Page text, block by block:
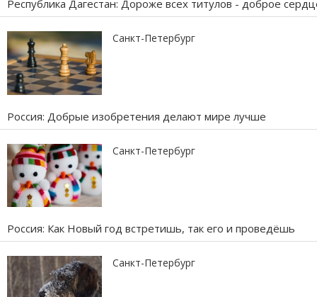
Республика Дагестан: Дороже всех титулов - доброе
Санкт-Петербург
Россия: Добрые изобретения делают мире лучше
Санкт-Петербург
Россия: Как Новый год встретишь, так его и проведёшь
Санкт-Петербург